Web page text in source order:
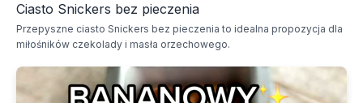
Ciasto Snickers bez pieczenia
Przepyszne ciasto Snickers bez pieczenia to idealna propozycja dla
miłośników czekolady i masła orzechowego.